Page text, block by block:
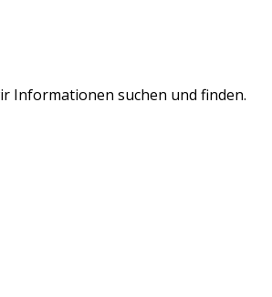
Informationen suchen und finden.